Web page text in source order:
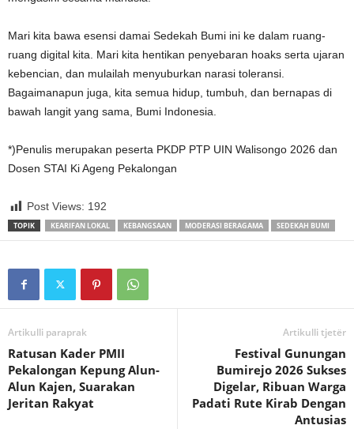
Mari kita bawa esensi damai Sedekah Bumi ini ke dalam ruang-
ruang digital kita. Mari kita hentikan penyebaran hoaks serta ujaran
kebencian, dan mulailah menyuburkan narasi toleransi.
Bagaimanapun juga, kita semua hidup, tumbuh, dan bernapas di
bawah langit yang sama, Bumi Indonesia.
*)Penulis merupakan peserta PKDP PTP UIN Walisongo 2026 dan
Dosen STAI Ki Ageng Pekalongan
Post Views: 192
TOPIK KEARIFAN LOKAL KEBANGSAAN MODERASI BERAGAMA SEDEKAH BUMI
Artikulli paraprak
Ratusan Kader PMII
Pekalongan Kepung Alun-
Alun Kajen, Suarakan
Jeritan Rakyat
Artikulli tjetër
Festival Gunungan
Bumirejo 2026 Sukses
Digelar, Ribuan Warga
Padati Rute Kirab Dengan
Antusias